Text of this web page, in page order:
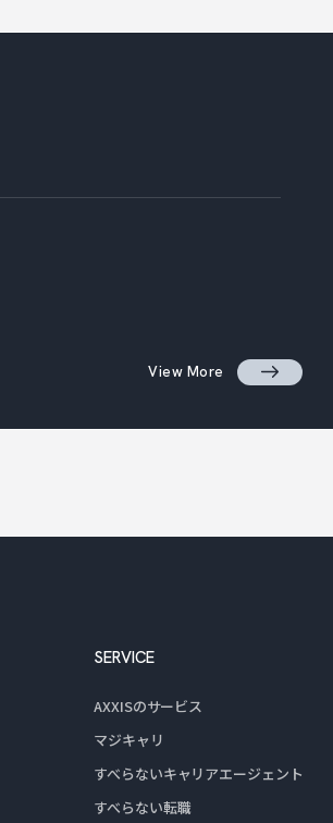
View More
SERVICE
AXXISのサービス
マジキャリ
すべらないキャリアエージェント
すべらない転職